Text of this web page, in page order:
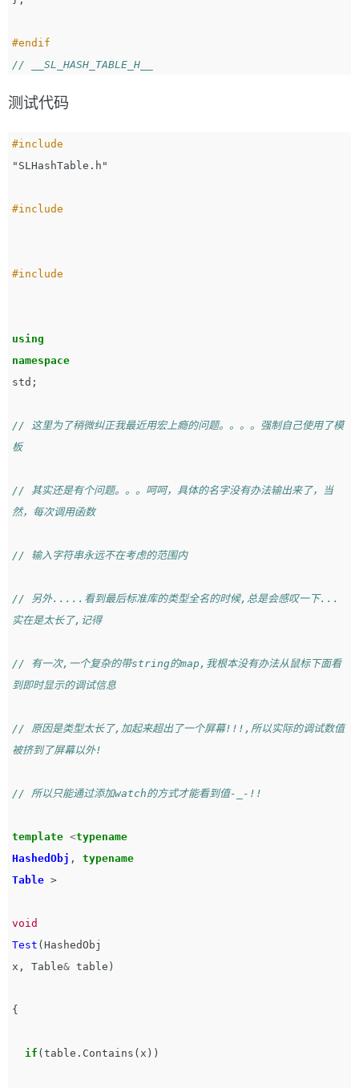
// __SL_HASH_TABLE_H__
测试代码
#include
"SLHashTable.h"
using
namespace
std ;
// 这里为了稍微纠正我最近用宏上瘾的问题。。。。强制自己使用了模
板
// 其实还是有个问题。。。呵呵，具体的名字没有办法输出来了，当
然，每次调用函数
// 输入字符串永远不在考虑的范围内
// 另外.....看到最后标准库的类型全名的时候,总是会感叹一下...
实在是太长了,记得
// 有一次,一个复杂的带string的map,我根本没有办法从鼠标下面看
到即时显示的调试信息
// 原因是类型太长了,加起来超出了一个屏幕!!!,所以实际的调试数值
被挤到了屏幕以外!
// 所以只能通过添加watch的方式才能看到值-_-!!
template <typename
HashedObj ,
typename
Table >
void
Test ( HashedObj
x , Table& table )
{
if ( table . Contains ( x ))